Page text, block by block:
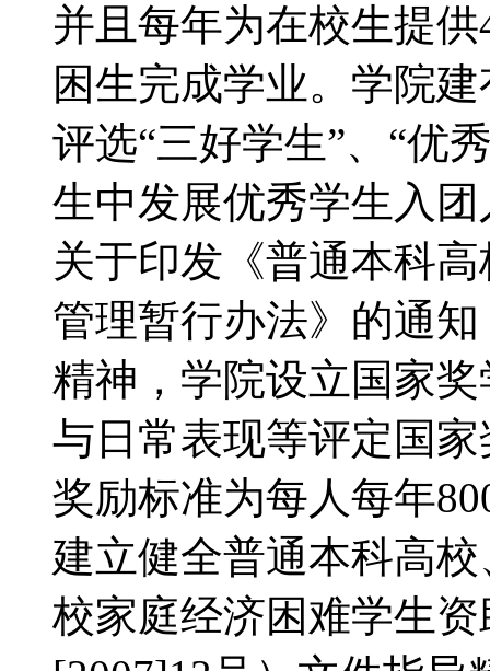
并且每年为在校生提
困生完成学业。学院
评选“三好学生”、“优
生中发展优秀学生入
关于印发《普通本科
管理暂行办法》的通
精神，学院设立国家
与日常表现等评定国
奖励标准为每人每年
建立健全普通本科高
校家庭经济困难学生